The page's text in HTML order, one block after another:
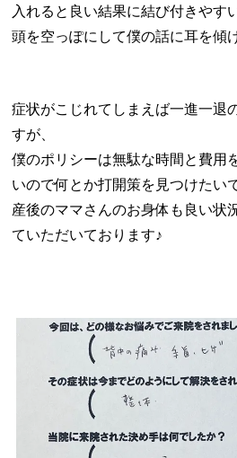
入れると良い結果に結び付きやす
頭を空っぽにして僕の話に耳を傾
症状がこじれてしまえば一進一退
すが、
僕のポリシーは無駄な時間と費用
いので何とか打開策を見つけたい
産後のママさんのお身体も良い状
ていただいております♪